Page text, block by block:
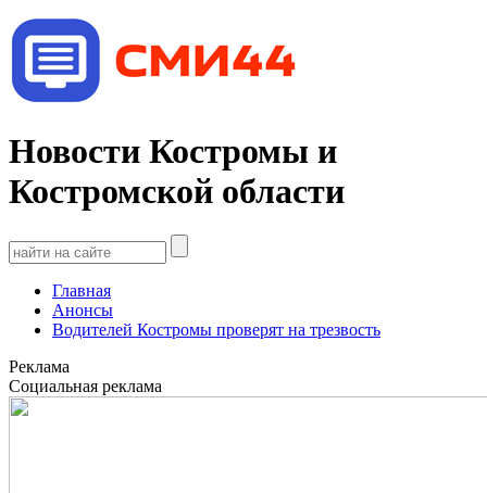
Новости Костромы и
Костромской области
Главная
Анонсы
Водителей Костромы проверят на трезвость
Реклама
Социальная реклама